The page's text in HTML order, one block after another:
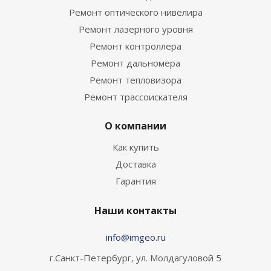
Ремонт оптического нивелира
Ремонт лазерного уровня
Ремонт контроллера
Ремонт дальномера
Ремонт тепловизора
Ремонт трассоискателя
О компании
Как купить
Доставка
Гарантия
Наши контакты
info@imgeo.ru
г.Санкт-Петербург, ул. Молдагуловой 5